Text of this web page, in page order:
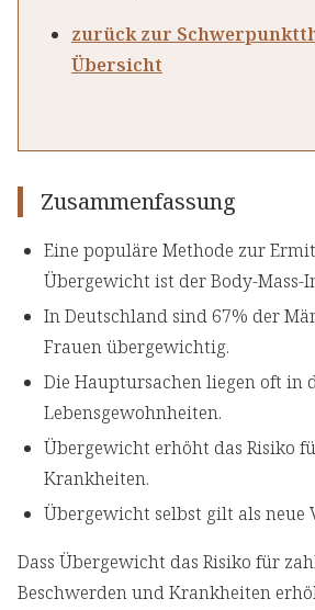
zurück zur
Übersicht
Zusammenfassung
Eine populäre Methode zur
Übergewicht ist der Body-Mass-
In Deutschland sind 67% der
Frauen übergewichtig.
Die Hauptursachen liegen oft in
Lebensgewohnheiten.
Übergewicht erhöht das Risiko
Krankheiten.
Übergewicht selbst gilt als neue
Dass Übergewicht das Risiko für
Beschwerden und Krankheiten